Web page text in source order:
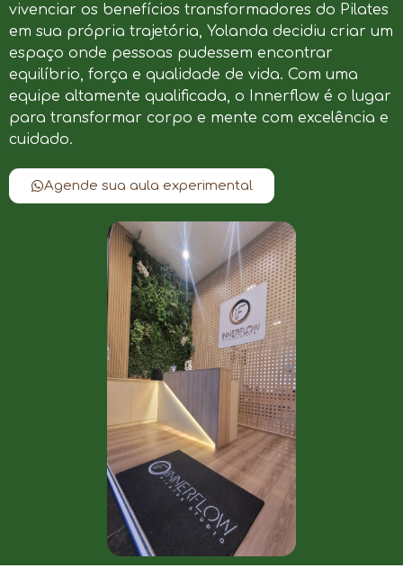
vivenciar os benefícios transformadores do Pilates
em sua própria trajetória, Yolanda decidiu criar um
espaço onde pessoas pudessem encontrar
equilíbrio, força e qualidade de vida. Com uma
equipe altamente qualificada, o Innerflow é o lugar
para transformar corpo e mente com excelência e
cuidado.
Agende sua aula experimental